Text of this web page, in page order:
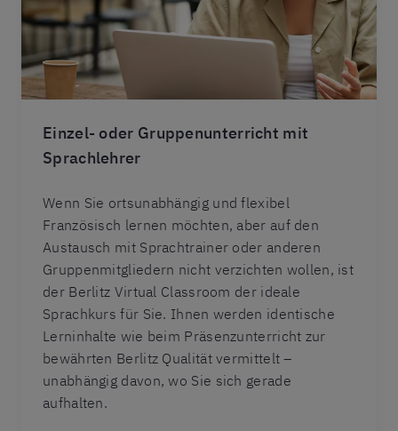
Einzel- oder Gruppenunterricht mit
Sprachlehrer
Wenn Sie ortsunabhängig und flexibel
Französisch lernen möchten, aber auf den
Austausch mit Sprachtrainer oder anderen
Gruppenmitgliedern nicht verzichten wollen, ist
der Berlitz Virtual Classroom der ideale
Sprachkurs für Sie. Ihnen werden identische
Lerninhalte wie beim Präsenzunterricht zur
bewährten Berlitz Qualität vermittelt –
unabhängig davon, wo Sie sich gerade
aufhalten.